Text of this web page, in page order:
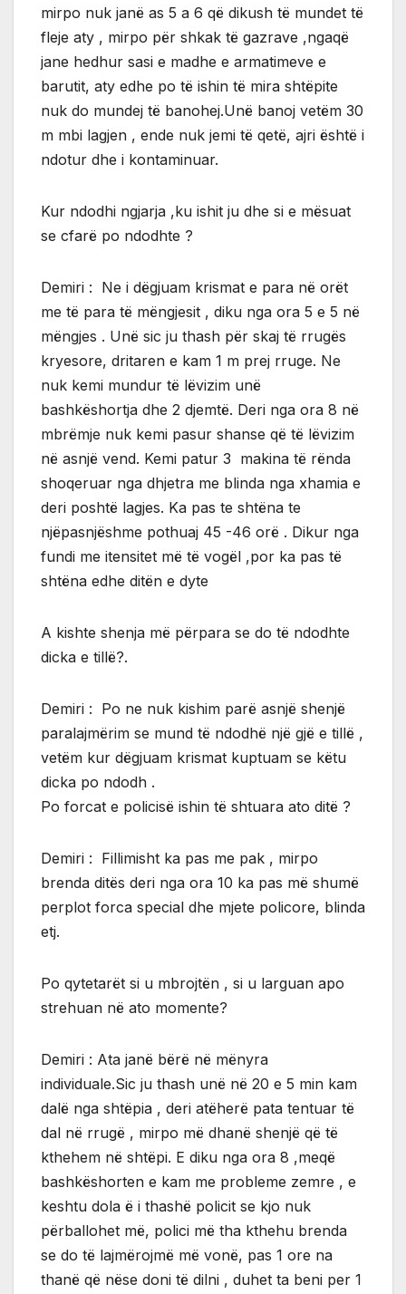
mirpo nuk janë as 5 a 6 që dikush të mundet të
fleje aty , mirpo për shkak të gazrave ,ngaqë
jane hedhur sasi e madhe e armatimeve e
barutit, aty edhe po të ishin të mira shtëpite
nuk do mundej të banohej.Unë banoj vetëm 30
m mbi lagjen , ende nuk jemi të qetë, ajri është i
ndotur dhe i kontaminuar.
Kur ndodhi ngjarja ,ku ishit ju dhe si e mësuat
se cfarë po ndodhte ?
Demiri : Ne i dëgjuam krismat e para në orët
me të para të mëngjesit , diku nga ora 5 e 5 në
mëngjes . Unë sic ju thash për skaj të rrugës
kryesore, dritaren e kam 1 m prej rruge. Ne
nuk kemi mundur të lëvizim unë
bashkëshortja dhe 2 djemtë. Deri nga ora 8 në
mbrëmje nuk kemi pasur shanse që të lëvizim
në asnjë vend. Kemi patur 3 makina të rënda
shoqeruar nga dhjetra me blinda nga xhamia e
deri poshtë lagjes. Ka pas te shtëna te
njëpasnjëshme pothuaj 45 -46 orë . Dikur nga
fundi me itensitet më të vogël ,por ka pas të
shtëna edhe ditën e dyte
A kishte shenja më përpara se do të ndodhte
dicka e tillë?.
Demiri : Po ne nuk kishim parë asnjë shenjë
paralajmërim se mund të ndodhë një gjë e tillë ,
vetëm kur dëgjuam krismat kuptuam se këtu
dicka po ndodh .
Po forcat e policisë ishin të shtuara ato ditë ?
Demiri : Fillimisht ka pas me pak , mirpo
brenda ditës deri nga ora 10 ka pas më shumë
perplot forca special dhe mjete policore, blinda
etj.
Po qytetarët si u mbrojtën , si u larguan apo
strehuan në ato momente?
Demiri : Ata janë bërë në mënyra
individuale.Sic ju thash unë në 20 e 5 min kam
dalë nga shtëpia , deri atëherë pata tentuar të
dal në rrugë , mirpo më dhanë shenjë që të
kthehem në shtëpi. E diku nga ora 8 ,meqë
bashkëshorten e kam me probleme zemre , e
keshtu dola ë i thashë policit se kjo nuk
përballohet më, polici më tha kthehu brenda
se do të lajmërojmë më vonë, pas 1 ore na
thanë që nëse doni të dilni , duhet ta beni per 1